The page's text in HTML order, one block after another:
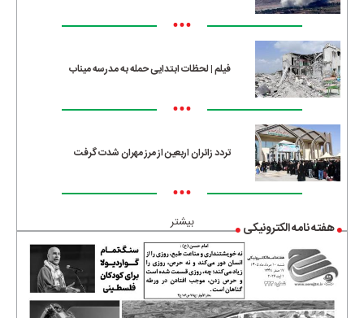
•••
فیلم | لحظات ابتدایی حمله به مدرسه میناب
•••
تردد زائران اربعین از مرز مهران شدت گرفت
•••
بیشتر هفته نامه الکترونیکی